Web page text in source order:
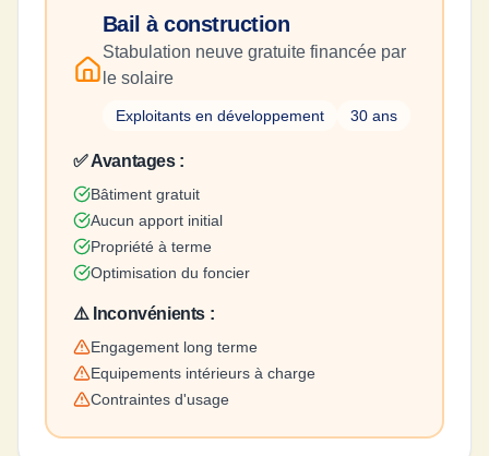
Bail à construction
Stabulation neuve gratuite financée par
le solaire
Exploitants en développement 30 ans
✅ Avantages :
Bâtiment gratuit
Aucun apport initial
Propriété à terme
Optimisation du foncier
⚠️ Inconvénients :
Engagement long terme
Equipements intérieurs à charge
Contraintes d'usage